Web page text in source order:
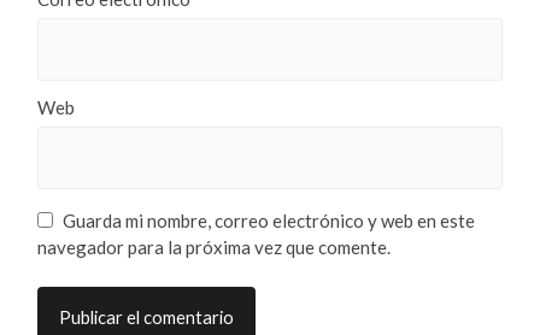
Web
Guarda mi nombre, correo electrónico y web en este
navegador para la próxima vez que comente.